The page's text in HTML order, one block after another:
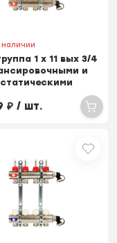
1 х 11 вых 3/4
и
₽ / шт.